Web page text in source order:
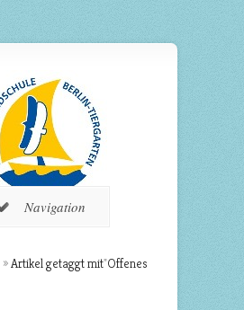
Navigation
»Artikel getaggt mit"Offenes